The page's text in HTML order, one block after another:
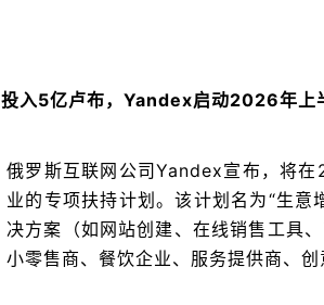
投入5亿卢布，Yandex启动2026年上
俄罗斯互联网公司Yandex宣布，将
业的专项扶持计划。该计划名为“生
决方案（如网站创建、在线销售工具
小零售商、餐饮企业、服务提供商、